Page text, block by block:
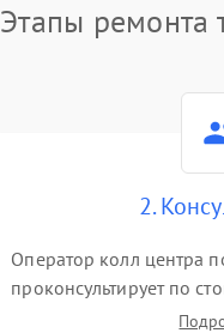
Этапы
2.
Оператор колл центра
проконсультирует по
телефона а также